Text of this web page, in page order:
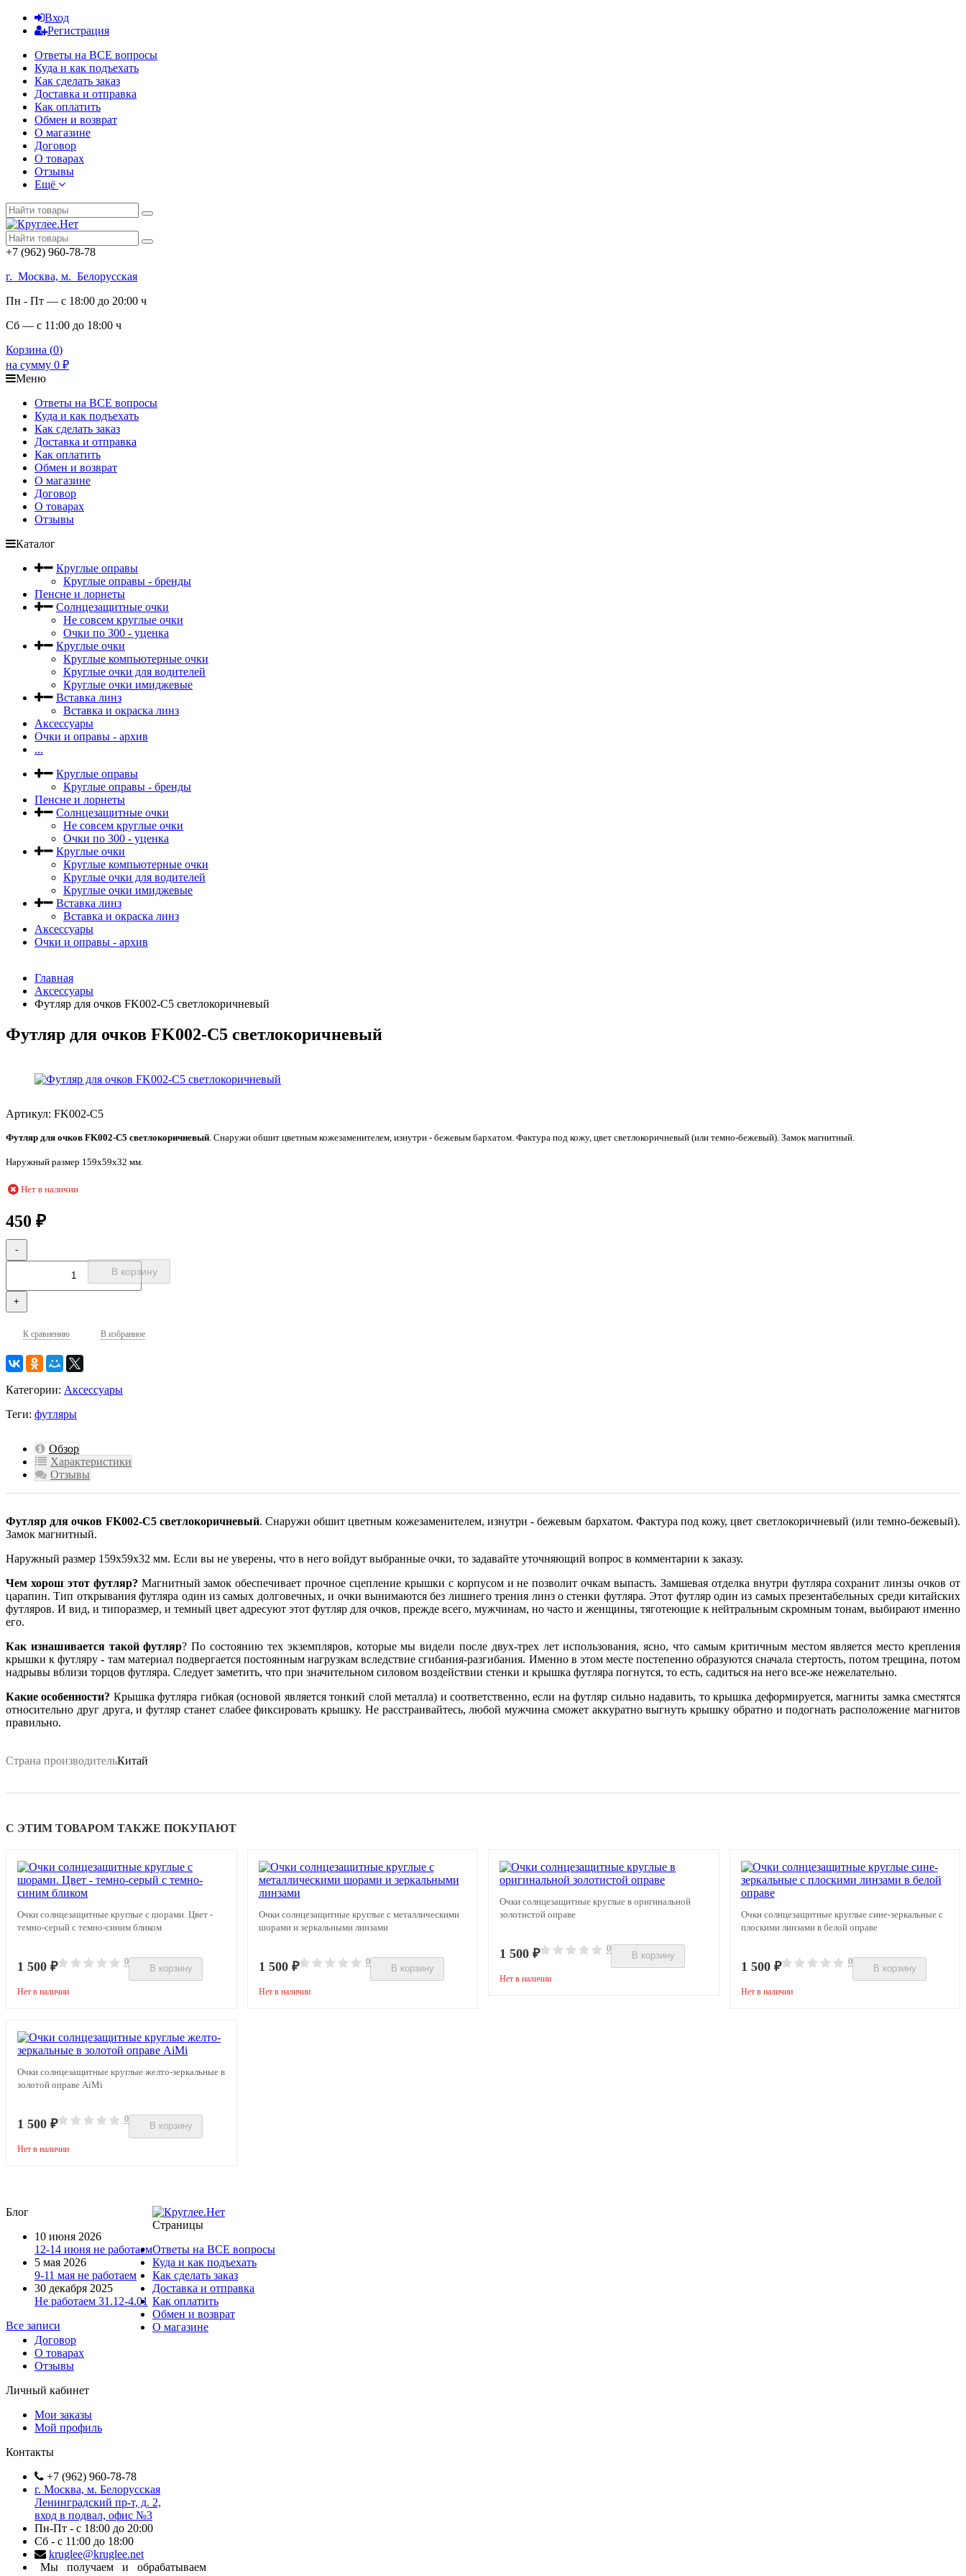
Вход
Регистрация
Ответы на ВСЕ вопросы
Куда и как подъехать
Как сделать заказ
Доставка и отправка
Как оплатить
Обмен и возврат
О магазине
Договор
О товарах
Отзывы
Ещё
+7 (962) 960-78-78
г. Москва, м. Белорусская
Пн - Пт — с 18:00 до 20:00 ч
Сб — с 11:00 до 18:00 ч
Корзина (0)
на сумму 0 ₽
Меню
Ответы на ВСЕ вопросы
Куда и как подъехать
Как сделать заказ
Доставка и отправка
Как оплатить
Обмен и возврат
О магазине
Договор
О товарах
Отзывы
Каталог
Круглые оправы
Круглые оправы - бренды
Пенсне и лорнеты
Солнцезащитные очки
Не совсем круглые очки
Очки по 300 - уценка
Круглые очки
Круглые компьютерные очки
Круглые очки для водителей
Круглые очки имиджевые
Вставка линз
Вставка и окраска линз
Аксессуары
Очки и оправы - архив
...
Круглые оправы
Круглые оправы - бренды
Пенсне и лорнеты
Солнцезащитные очки
Не совсем круглые очки
Очки по 300 - уценка
Круглые очки
Круглые компьютерные очки
Круглые очки для водителей
Круглые очки имиджевые
Вставка линз
Вставка и окраска линз
Аксессуары
Очки и оправы - архив
Главная
Аксессуары
Футляр для очков FK002-C5 светлокоричневый
Футляр для очков FK002-C5 светлокоричневый
Артикул: FK002-C5
Футляр для очков FK002-C5 светлокоричневый . Снаружи обшит цветным кожезаменителем, изнутри - бежевым бархатом. Фактура под кожу, цвет светлокоричневый (или темно-бежевый). Замок магнитный.
Наружный размер 159х59х32 мм.
Нет в наличии
450 ₽
-
+
В корзину
К сравнению В избранное
Категории: Аксессуары
Теги: футляры
Обзор
Характеристики
Отзывы
Футляр для очков FK002-C5 светлокоричневый. Снаружи обшит цветным кожезаменителем, изнутри - бежевым бархатом. Фактура под кожу, цвет светлокоричневый (или темно-бежевый).
Замок магнитный.
Наружный размер 159х59х32 мм. Если вы не уверены, что в него войдут выбранные очки, то задавайте уточняющий вопрос в комментарии к заказу.
Чем хорош этот футляр? Магнитный замок обеспечивает прочное сцепление крышки с корпусом и не позволит очкам выпасть. Замшевая отделка внутри футляра сохранит линзы очков от
царапин. Тип открывания футляра один из самых долговечных, и очки вынимаются без лишнего трения линз о стенки футляра. Этот футляр один из самых презентабельных среди китайских
футляров. И вид, и типоразмер, и темный цвет адресуют этот футляр для очков, прежде всего, мужчинам, но часто и женщины, тяготеющие к нейтральным скромным тонам, выбирают именно
его.
Как изнашивается такой футляр? По состоянию тех экземпляров, которые мы видели после двух-трех лет использования, ясно, что самым критичным местом является место крепления
крышки к футляру - там материал подвергается постоянным нагрузкам вследствие сгибания-разгибания. Именно в этом месте постепенно образуются сначала стертость, потом трещина, потом
надрывы вблизи торцов футляра. Следует заметить, что при значительном силовом воздействии стенки и крышка футляра погнутся, то есть, садиться на него все-же нежелательно.
Какие особенности? Крышка футляра гибкая (основой является тонкий слой металла) и соответственно, если на футляр сильно надавить, то крышка деформируется, магниты замка сместятся
относительно друг друга, и футляр станет слабее фиксировать крышку. Не расстраивайтесь, любой мужчина сможет аккуратно выгнуть крышку обратно и подогнать расположение магнитов
правильно.
Страна производительКитай
С ЭТИМ ТОВАРОМ ТАКЖЕ ПОКУПАЮТ
Очки солнцезащитные круглые с шорами. Цвет -
темно-серый с темно-синим бликом
1 500 ₽ 0
В корзину
Нет в наличии
Очки солнцезащитные круглые с металлическими
шорами и зеркальными линзами
1 500 ₽ 0
В корзину
Нет в наличии
Очки солнцезащитные круглые в оригинальной
золотистой оправе
1 500 ₽ 0
В корзину
Нет в наличии
Очки солнцезащитные круглые сине-зеркальные с
плоскими линзами в белой оправе
1 500 ₽ 0
В корзину
Нет в наличии
Очки солнцезащитные круглые желто-зеркальные в
золотой оправе AiMi
1 500 ₽ 0
В корзину
Нет в наличии
Блог
10 июня 2026
12-14 июня не работаем
5 мая 2026
9-11 мая не работаем
30 декабря 2025
Не работаем 31.12-4.01
Все записи
Страницы
Ответы на ВСЕ вопросы
Куда и как подъехать
Как сделать заказ
Доставка и отправка
Как оплатить
Обмен и возврат
О магазине
Договор
О товарах
Отзывы
Личный кабинет
Мои заказы
Мой профиль
Контакты
+7 (962) 960-78-78
г. Москва, м. Белорусская
Ленинградский пр-т, д. 2,
вход в подвал, офис №3
Пн-Пт - с 18:00 до 20:00
Сб - с 11:00 до 18:00
kruglee@kruglee.net
Мы получаем и обрабатываем